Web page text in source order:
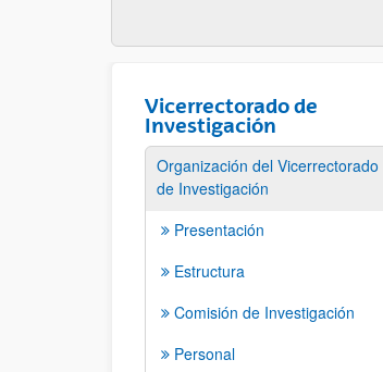
Vicerrectorado de
Investigación
Organización del Vicerrectorado
de Investigación
Presentación
Estructura
Comisión de Investigación
Personal